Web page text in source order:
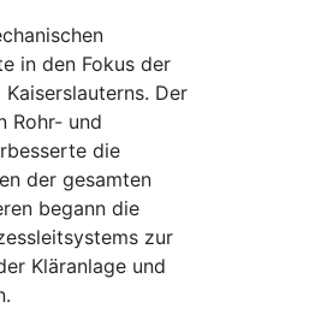
in den Fokus der
Der
Rohr- und
die
der gesamten
begann die
zur
Kläranlage und